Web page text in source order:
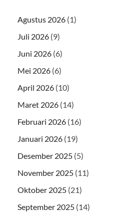
Agustus 2026 (1)
Juli 2026 (9)
Juni 2026 (6)
Mei 2026 (6)
April 2026 (10)
Maret 2026 (14)
Februari 2026 (16)
Januari 2026 (19)
Desember 2025 (5)
November 2025 (11)
Oktober 2025 (21)
September 2025 (14)